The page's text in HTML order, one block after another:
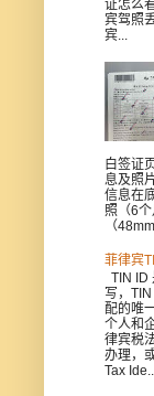
证怎么
宾驾照
宾...
白签证
息及照
信息在
照（6
（
菲律宾
TIN ID
写，
配的唯
个人和
律宾税
办理，
Tax